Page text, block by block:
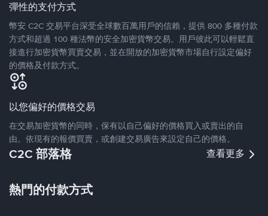
彈性的支付方式
幣安 C2C 交易平台深受全球數百萬用戶的信賴，提供 800 多種付款
方式和超過 100 種法幣的安全加密貨幣交易。用戶彼此可以輕鬆直
接進行加密貨幣買賣交易，並在開放的加密貨幣市場自行設定偏好
的價格及付款方式。
以您偏好的價格交易
在交易加密貨幣的同時，保有以自己偏好的價格買入或賣出的自
由。依現有的報價買賣，或創建交易廣告來設定自己的價格。
C2C 部落格 查看更多
熱門的付款方式